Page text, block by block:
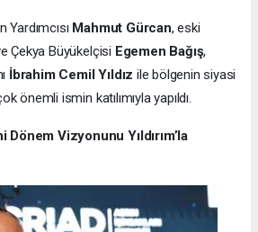
Mahmut Gürcan, eski
Çekya Büyükelçisi Egemen Bağış,
İbrahim Cemil Yıldız ile bölgenin siyasi
önemli ismin katılımıyla yapıldı.
Vizyonunu Yıldırım’la